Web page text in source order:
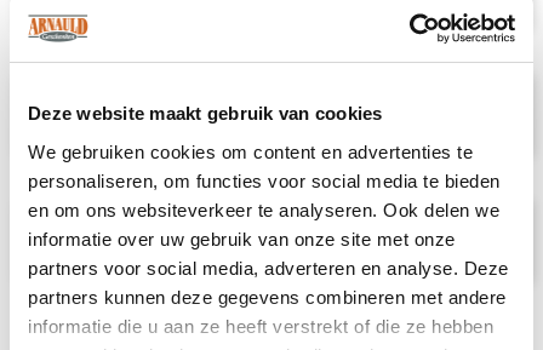
Deze website maakt gebruik van cookies
We gebruiken cookies om content en advertenties te
personaliseren, om functies voor social media te bieden
en om ons websiteverkeer te analyseren. Ook delen we
informatie over uw gebruik van onze site met onze
partners voor social media, adverteren en analyse. Deze
partners kunnen deze gegevens combineren met andere
informatie die u aan ze heeft verstrekt of die ze hebben
Specificaties
Prijsspecificaties